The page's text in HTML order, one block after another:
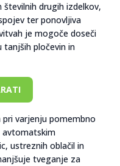
drugih izdelkov,
ter ponovljiva
je mogoče doseči
pločevin in
pri varjenju pomembno
avtomatskim
ustreznih oblačil in
tveganje za